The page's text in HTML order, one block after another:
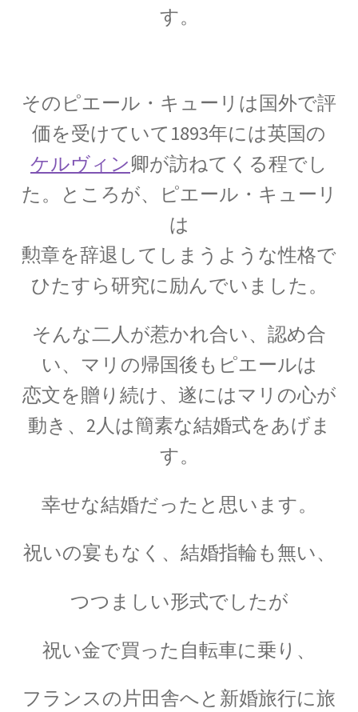
【反射熱と放射エネルギーと電気回路でそれぞ
G・オーム
【抵抗値の単位｜オームの法則：E=RI】
H・アルプレヒト・ベーテ
【星の進化を考え、また原子核反応を考えた】
【場の理論をまとめ、電磁波が光速
となる事を示した】
J・F・ジョリオ＝キューリー
【アルファ線を使いリン30を実現】
J・J・サクライ
才物理学者】
す。
そのピエール・キューリは国外で評
価を受けていて1893年には英国の
ケルヴィン卿が訪ねてくる程でし
た。
ところが、ピエール・キューリ
は
勲章を辞退してしまうような性格で
ひたすら研究に励んでいました。
そんな二人が惹かれ合い、認め合
い、 マリの帰国後もピエールは
恋文を贈り続け、遂にはマリの心が
動き、 2人は簡素な結婚式をあげま
す。
幸せな結婚だったと思います。
祝いの宴もなく、結婚指輪も無い、
つつましい形式でしたが
祝い金で買った自転車に乗り、
フランスの片田舎へと新婚旅行に旅